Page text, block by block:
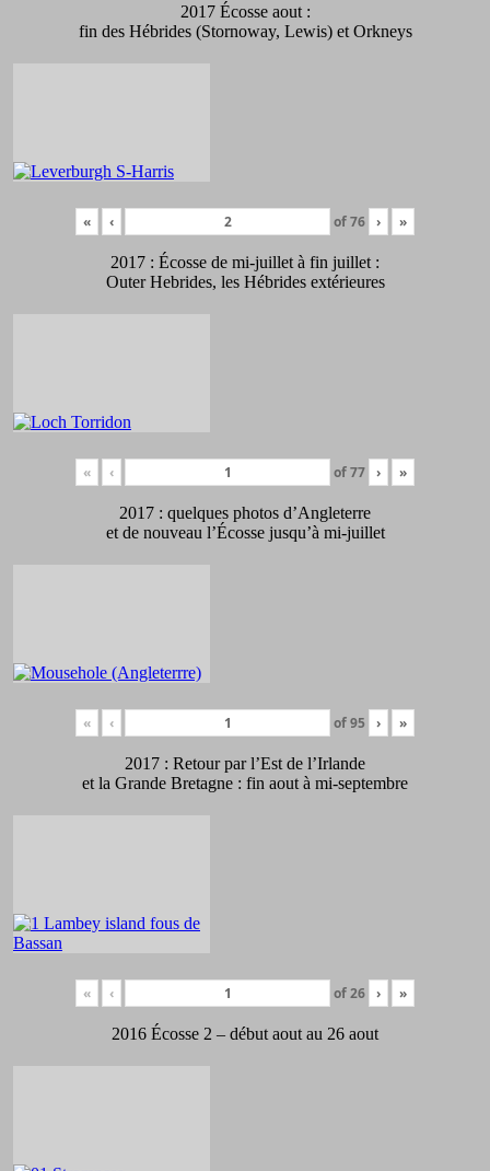
2017 Écosse aout :
fin des Hébrides (Stornoway, Lewis) et Orkneys
« ‹ of76 › »
2017 : Écosse de mi-juillet à fin juillet :
Outer Hebrides, les Hébrides extérieures
« ‹ of77 › »
2017 : quelques photos d’Angleterre
et de nouveau l’Écosse jusqu’à mi-juillet
« ‹ of95 › »
2017 : Retour par l’Est de l’Irlande
et la Grande Bretagne : fin aout à mi-septembre
« ‹ of26 › »
2016 Écosse 2 – début aout au 26 aout